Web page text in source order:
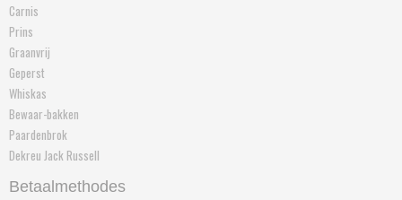
Carnis
Prins
Graanvrij
Geperst
Whiskas
Bewaar-bakken
Paardenbrok
Dekreu Jack Russell
Betaalmethodes